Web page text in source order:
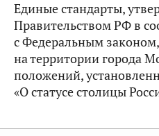
Единые стандарты,
Правительством РФ в
с Федеральным
на территории города
положений,
«О статусе столицы